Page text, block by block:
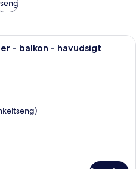
En balkon med et hvidt bord og
- balkon - havudsigt